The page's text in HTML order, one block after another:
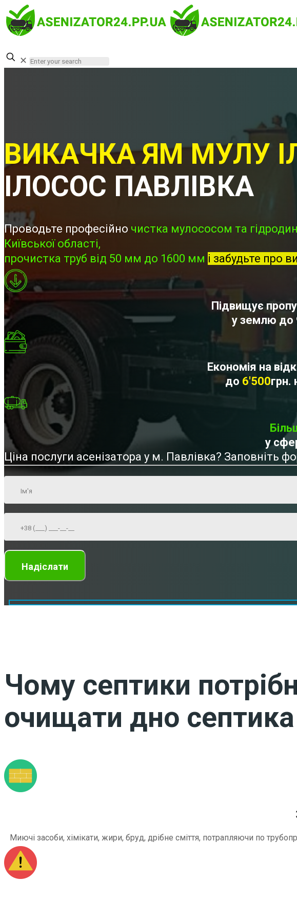
✕
ВИКАЧКА ЯМ МУЛУ
ІЛОСОС ПАВЛІВКА
Проводьте професійно чистка мулососом та
Київської області,
прочистка труб від 50 мм до 1600 мм і забудьте про
Підвищує
у землю до
Економія на
до 6'500грн.
у
Ціна послуги асенізатора у м. Павлівка?
Чому септики
очищати дно
Миючі засоби, хімікати, жири, бруд, дрібне сміття, потрапляючи по